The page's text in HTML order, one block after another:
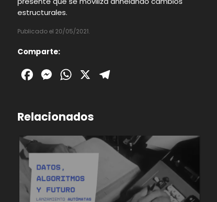
estructurales.
Publicado el 20/05/2021.
Comparte:
Facebook
Messenger
WhatsApp
X
Relacionados